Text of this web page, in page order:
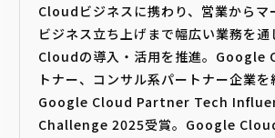
Cloudビジネスに携わり、営業からマ
ビジネス立ち上げまで幅広い業務を
Cloudの導入・活用を推進。Google
トナー、コンサル系パートナー企業を
Google Cloud Partner Tech
Challenge 2025受賞。Google